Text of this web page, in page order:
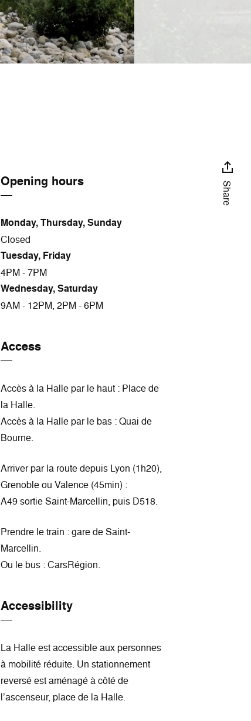
Share
Opening hours
Monday, Thursday, Sunday
Closed
Tuesday, Friday
4PM - 7PM
Wednesday, Saturday
9AM - 12PM, 2PM - 6PM
Access
Accès à la Halle par le haut : Place de
la Halle.
Accès à la Halle par le bas : Quai de
Bourne.
Arriver par la route depuis Lyon (1h20),
Grenoble ou Valence (45min) :
A49 sortie Saint-Marcellin, puis D518.
Prendre le train : gare de Saint-
Marcellin.
Ou le bus : CarsRégion.
Accessibility
La Halle est accessible aux personnes
à mobilité réduite. Un stationnement
reversé est aménagé à côté de
l’ascenseur, place de la Halle.